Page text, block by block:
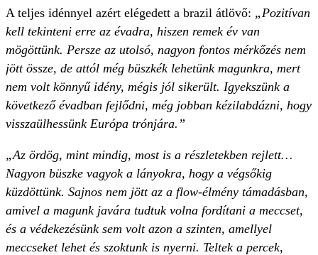
A teljes idénnyel azért elégedett a brazil átlövő: „Pozitívan
kell tekinteni erre az évadra, hiszen remek év van
mögöttünk. Persze az utolsó, nagyon fontos mérkőzés nem
jött össze, de attól még büszkék lehetünk magunkra, mert
nem volt könnyű idény, mégis jól sikerült. Igyekszünk a
következő évadban fejlődni, még jobban kézilabdázni, hogy
visszaülhessünk Európa trónjára.”
„Az ördög, mint mindig, most is a részletekben rejlett…
Nagyon büszke vagyok a lányokra, hogy a végsőkig
küzdöttünk. Sajnos nem jött az a flow-élmény támadásban,
amivel a magunk javára tudtuk volna fordítani a meccset,
és a védekezésünk sem volt azon a szinten, amellyel
meccseket lehet és szoktunk is nyerni. Teltek a percek,